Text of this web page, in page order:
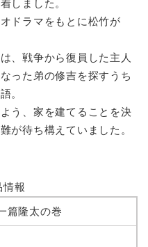
しました。
ドラマをもとに松竹が
、戦争から復員した主人
った弟の修吉を探すうち
。
う、家を建てることを決
が待ち構えていました。
情報
篇隆太の巻